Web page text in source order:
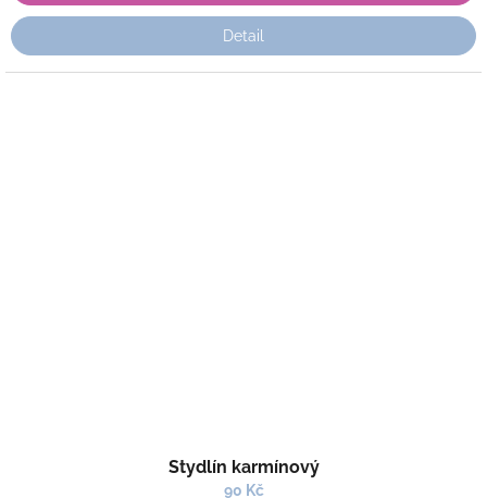
Detail
Stydlín karmínový
90 Kč